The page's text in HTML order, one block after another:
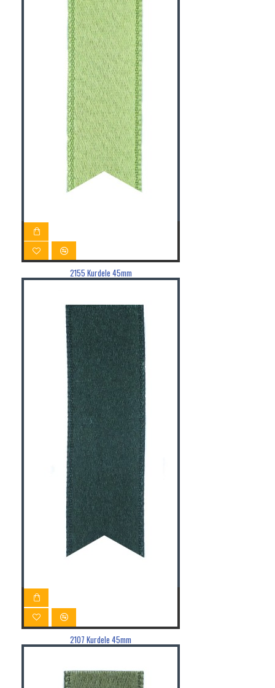
2155 Kurdele 45mm
2107 Kurdele 45mm